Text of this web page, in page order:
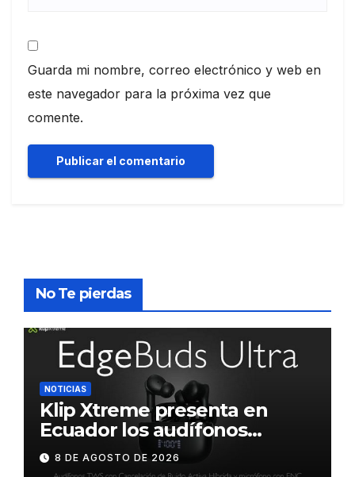
Guarda mi nombre, correo electrónico y web en
este navegador para la próxima vez que
comente.
No Te pierdas
NOTICIAS
Klip Xtreme presenta en
Ecuador los audífonos
DynaBuds con sonido
inteligente y control táctil
8 DE AGOSTO DE 2026